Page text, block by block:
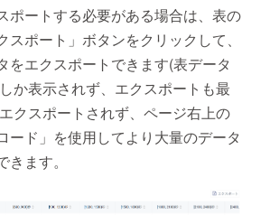
ポートする必要がある場合は、表の
スポート」ボタンをクリックして、
をエクスポートできます(表データ
か表示されず、エクスポートも最
クスポートされず、ページ右上の
ード」を使用してより大量のデータ
ます。